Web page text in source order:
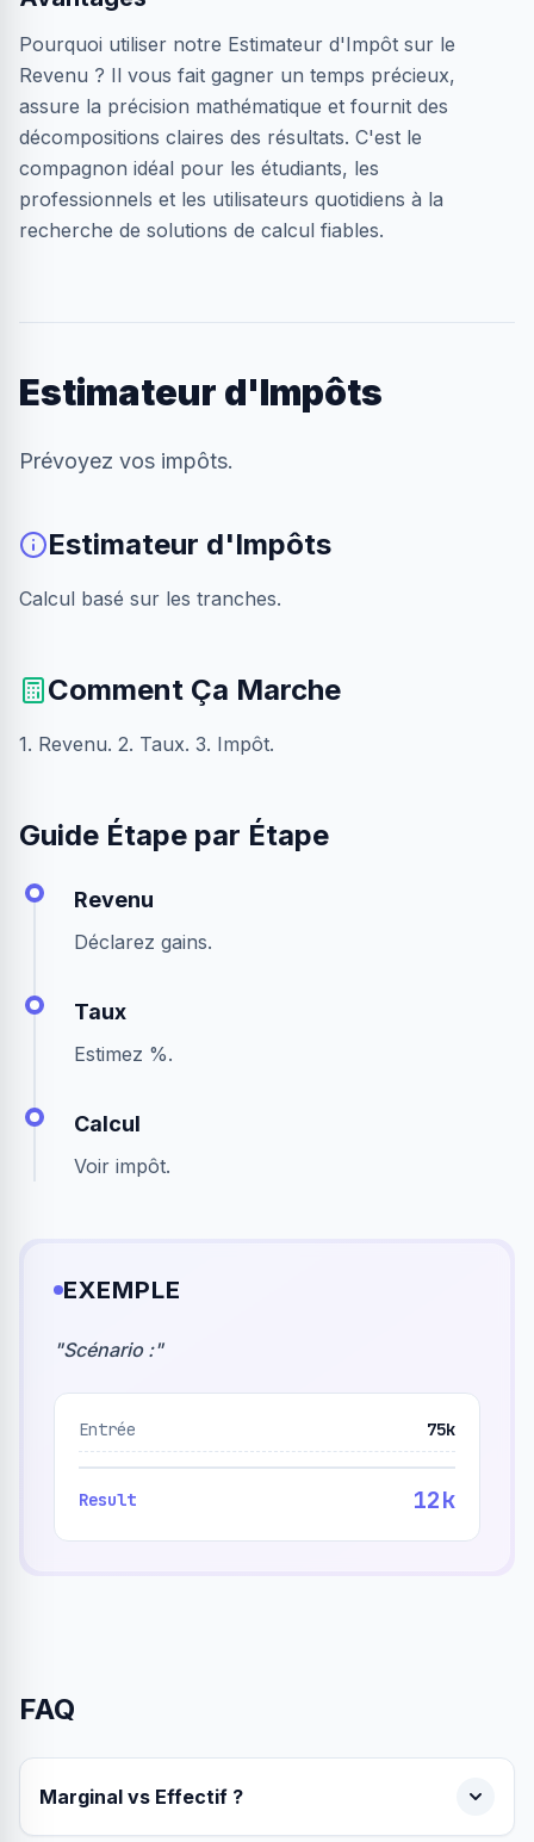
Pourquoi utiliser notre Estimateur d'Impôt sur le
Revenu ? Il vous fait gagner un temps précieux,
assure la précision mathématique et fournit des
décompositions claires des résultats. C'est le
compagnon idéal pour les étudiants, les
professionnels et les utilisateurs quotidiens à la
recherche de solutions de calcul fiables.
Estimateur d'Impôts
Prévoyez vos impôts.
Estimateur d'Impôts
Calcul basé sur les tranches.
Comment Ça Marche
1. Revenu. 2. Taux. 3. Impôt.
Guide Étape par Étape
Revenu
Déclarez gains.
Taux
Estimez %.
Calcul
Voir impôt.
EXEMPLE
"Scénario :"
Entrée 75k
Result 12k
FAQ
Marginal vs Effectif ?